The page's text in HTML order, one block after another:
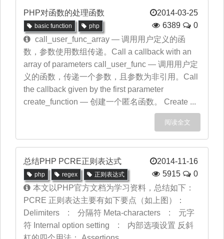
PHP对函数的处理函数 2014-03-25
basic function php 6389
0
call_user_func_array — 调用用户定义的函
数，参数使用数组传递。Call a callback with an
array of parameters call_user_func — 调用用户定
义的函数，传递一个参数，且参数为非引用。Call
the callback given by the first parameter
create_function — 创建一个匿名函数。 Create ...
阅读全文
总结PHP PCRE正则表达式 2014-11-16
php regex 正则表达式 5915
0
本文以PHP官方文档为学习资料，总结如下：
PCRE 正则表达主要有如下要点（如上图）：
Delimiters : 分隔符 Meta-​characters : 元字
符 Internal option setting : 内部选项设置 反斜